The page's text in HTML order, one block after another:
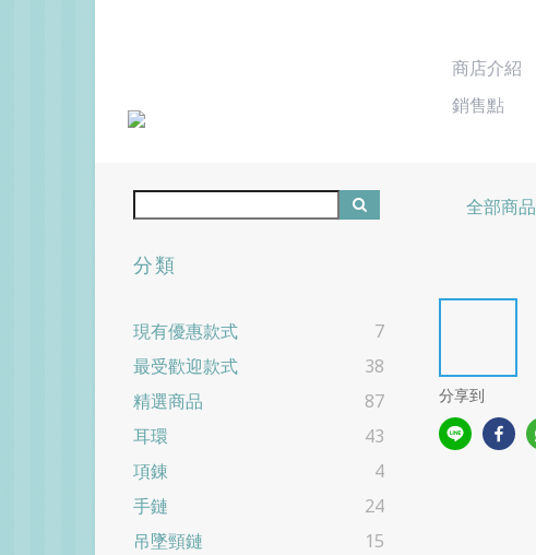
商店介紹
銷售點
分類
現有優惠款式
7
最受歡迎款式
38
精選商品
87
耳環
43
項錬
4
手鏈
24
吊墜頸鏈
15
全部商品
分享到